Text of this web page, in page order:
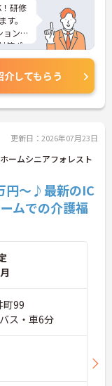
研修
。
ョン
策ポ
でお
介してもらう
更新日：2026年07月23日
ームシニアフォレスト
円～♪最新のIC
ムでの介護福
町99
ス・車6分